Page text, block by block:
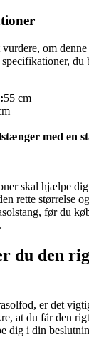
om denne
specifikationer,
55 cm
med en
skal hjælpe
rette størrelse
før du
du den
er det
at du får den
dig i din